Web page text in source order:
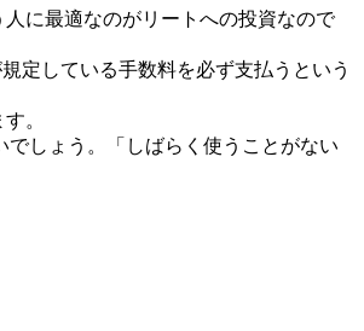
に最適なのがリートへの投資なので
定している手数料を必ず支払うという
。
しょう。「しばらく使うことがない